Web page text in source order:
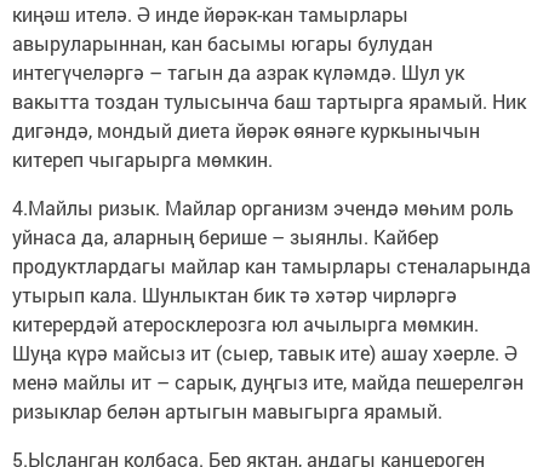
киңәш ителә. Ә инде йөрәк-кан тамырлары
авыруларыннан, кан басымы югары булудан
интегүчеләргә – тагын да азрак күләмдә. Шул ук
вакытта тоздан тулысынча баш тартырга ярамый. Ник
дигәндә, мондый диета йөрәк өянәге куркынычын
китереп чыгарырга мөмкин.
4.Майлы ризык. Майлар организм эчендә мөһим роль
уйнаса да, аларның берише – зыянлы. Кайбер
продуктлардагы майлар кан тамырлары стеналарында
утырып кала. Шунлыктан бик тә хәтәр чирләргә
китерердәй атеросклерозга юл ачылырга мөмкин.
Шуңа күрә майсыз ит (сыер, тавык ите) ашау хәерле. Ә
менә майлы ит – сарык, дуңгыз ите, майда пешерелгән
ризыклар белән артыгын мавыгырга ярамый.
5.Ысланган колбаса. Бер яктан, андагы канцероген